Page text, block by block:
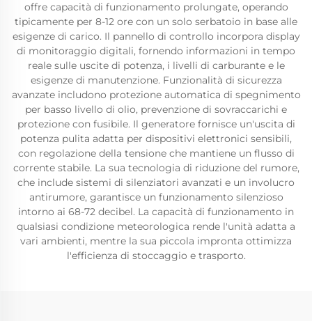
offre capacità di funzionamento prolungate, operando
tipicamente per 8-12 ore con un solo serbatoio in base alle
esigenze di carico. Il pannello di controllo incorpora display
di monitoraggio digitali, fornendo informazioni in tempo
reale sulle uscite di potenza, i livelli di carburante e le
esigenze di manutenzione. Funzionalità di sicurezza
avanzate includono protezione automatica di spegnimento
per basso livello di olio, prevenzione di sovraccarichi e
protezione con fusibile. Il generatore fornisce un'uscita di
potenza pulita adatta per dispositivi elettronici sensibili,
con regolazione della tensione che mantiene un flusso di
corrente stabile. La sua tecnologia di riduzione del rumore,
che include sistemi di silenziatori avanzati e un involucro
antirumore, garantisce un funzionamento silenzioso
intorno ai 68-72 decibel. La capacità di funzionamento in
qualsiasi condizione meteorologica rende l'unità adatta a
vari ambienti, mentre la sua piccola impronta ottimizza
l'efficienza di stoccaggio e trasporto.